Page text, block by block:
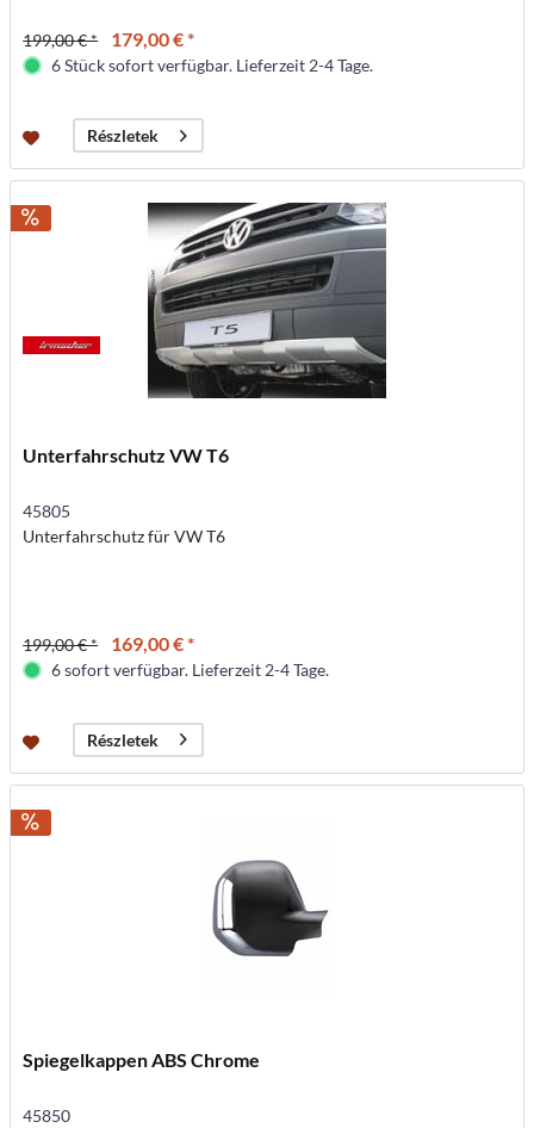
199,00 € * 179,00 € *
6 Stück sofort verfügbar. Lieferzeit 2-4 Tage.
Részletek
Unterfahrschutz VW T6
45805
Unterfahrschutz für VW T6
199,00 € * 169,00 € *
6 sofort verfügbar. Lieferzeit 2-4 Tage.
Részletek
Spiegelkappen ABS Chrome
45850